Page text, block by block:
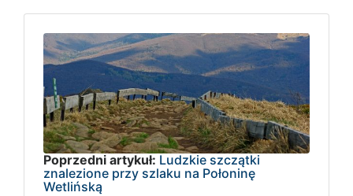
Poprzedni artykuł: Ludzkie szczątki
znalezione przy szlaku na Połoninę
Wetlińską